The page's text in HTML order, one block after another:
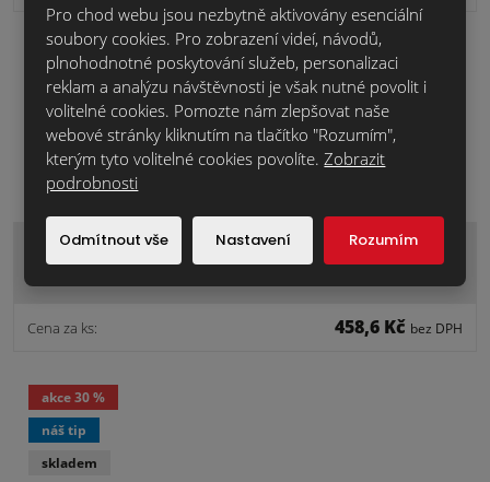
VK.01 malta zdící bílošedá/30 kg
MZQM00004
Cena za ks: 458,6 Kč bez DPH
skladem
náš tip
akce30 %
náš tip
skladem
Pro chod webu jsou nezbytně aktivovány esenciální
soubory cookies. Pro zobrazení videí, návodů,
plnohodnotné poskytování služeb, personalizaci
reklam a analýzu návštěvnosti je však nutné povolit i
volitelné cookies. Pomozte nám zlepšovat naše
webové stránky kliknutím na tlačítko "Rozumím",
kterým tyto volitelné cookies povolíte. Zobrazit
podrobnosti
Odmítnout vše Nastavení Rozumím